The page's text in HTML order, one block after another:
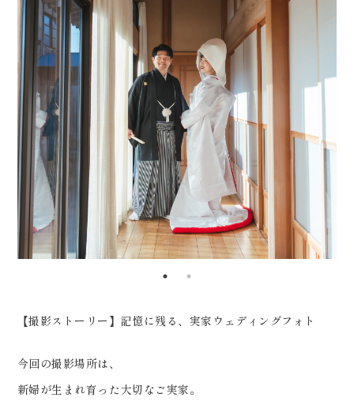
〒963-8041
福島県郡山市富田町権現林9−１
Tel.0120-05-7536
Time.10:30 - 18:00（年中無休）
後、新婦様からいただいた言葉。
『家も喜んでいるように見えて、
涙が出てきました』 その一言が、
今も忘れられません。 家族の思い
出が詰まった場所で迎える人生の
節目。 かけがえのない瞬間を、未
来へ残します。 大切な場所での撮
影も ぜひご相談ください。
_____________________
Life is fantastic. 最高の人生
を、ともに。 ウェディングフォト
県郡山市富田町権現林9-1 問い合
わせ番号:0120-05-7536
LINE:@757gbgmv ご予約・ご
【撮影ストーリー】記憶に残る、実家ウェディングフォト
今回の撮影場所は、
新婦が生まれ育った大切なご実家。